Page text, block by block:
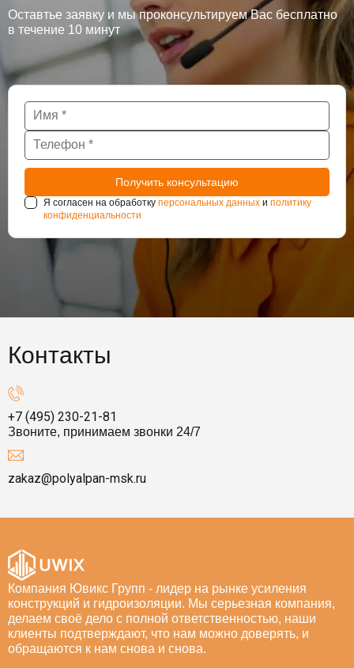
Оставтье заявку и мы проконсультируем Вас бесплатно
в течение 10 минут
Я согласен на обработку персональных данных и политику
конфиденциальности
Контакты
+7 (495) 230-21-81
Звоните, принимаем звонки 24/7
zakaz@polyalpan-msk.ru
Компания Ювикс Групп - лидер на рынке усиления
конструкций и гидроизоляции. Мы серьезная компания,
делаем своё дело с полной ответственностью, наши
клиенты подтверждают, что нам можно доверять, и
обращаются к нам снова и снова.